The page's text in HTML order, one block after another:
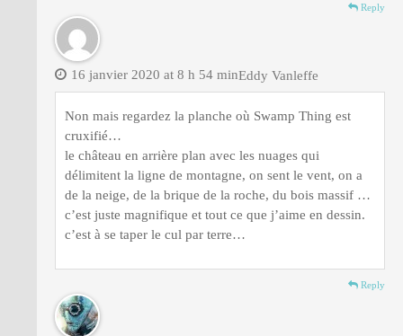
Reply
Eddy Vanleffe
16 janvier 2020 at 8 h 54 min
Non mais regardez la planche où Swamp Thing est
cruxifié…
le château en arrière plan avec les nuages qui
délimitent la ligne de montagne, on sent le vent, on a
de la neige, de la brique de la roche, du bois massif …
c’est juste magnifique et tout ce que j’aime en dessin.
c’est à se taper le cul par terre…
Reply